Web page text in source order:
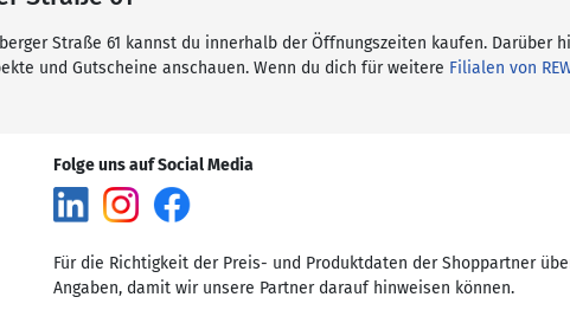
Straße 61 kannst du innerhalb der Öffnungszeiten kaufen. Darüber
und Gutscheine anschauen. Wenn du dich für weitere Filialen von
Folge uns auf Social Media
Für die Richtigkeit der Preis- und Produktdaten der Shoppartner
Angaben, damit wir unsere Partner darauf hinweisen können.